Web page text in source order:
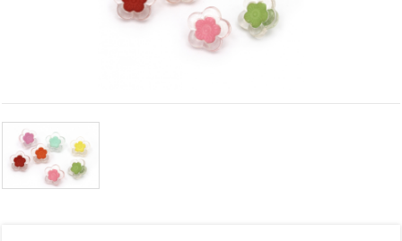
afișa
conținut și
reclame
mai
relevante,